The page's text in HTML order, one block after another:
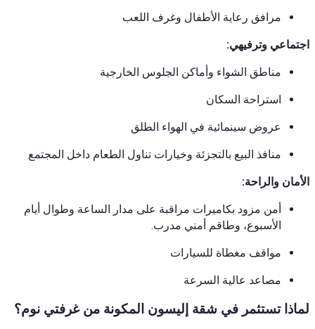
مرافق رعاية الأطفال وغرف اللعب
اجتماعي وترفيهي:
مناطق الشواء وأماكن الجلوس الخارجية
استراحة السكان
عروض سينمائية في الهواء الطلق
منافذ البيع بالتجزئة وخيارات تناول الطعام داخل المجتمع
الأمان والراحة:
أمن مزود بكاميرات مراقبة على مدار الساعة وطوال أيام
الأسبوع، وطاقم أمني مدرب.
مواقف مغطاة للسيارات
مصاعد عالية السرعة
لماذا تستثمر في شقة إليسون المكونة من غرفتي نوم؟